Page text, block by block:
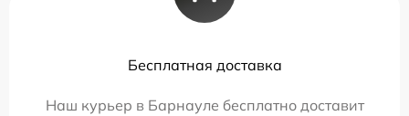
Бесплатная доставка
Наш курьер в Барнауле бесплатно доставит